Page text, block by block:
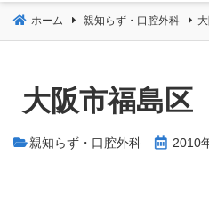
ホーム 親知らず・口腔外科
大阪市福島
親知らず・口腔外科 2010